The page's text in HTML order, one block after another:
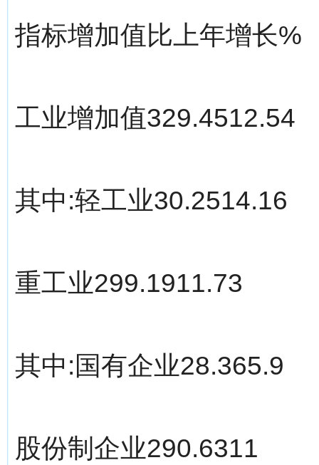
指标增加值比上年增长%
工业增加值329.4512.54
其中:轻工业30.2514.16
重工业299.1911.73
其中:国有企业28.365.9
股份制企业290.6311